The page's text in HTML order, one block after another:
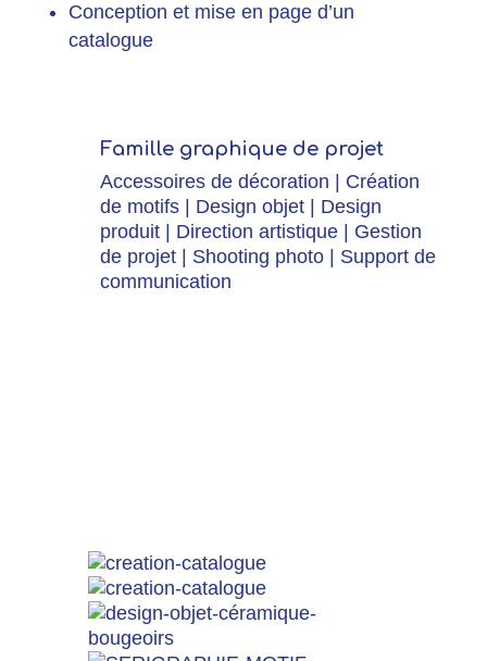
Conception et mise en page d’un
catalogue
Famille graphique de projet
Accessoires de décoration
Création
de motifs| Design objet| Design
produit| Direction artistique| Gestion
de projet| Shooting photo| Support de
communication